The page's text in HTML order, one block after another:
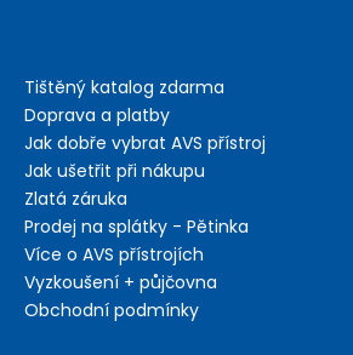
Tištěný katalog zdarma
Doprava a platby
Jak dobře vybrat AVS přístroj
Jak ušetřit při nákupu
Zlatá záruka
Prodej na splátky - Pětinka
Více o AVS přístrojích
Vyzkoušení + půjčovna
Obchodní podmínky